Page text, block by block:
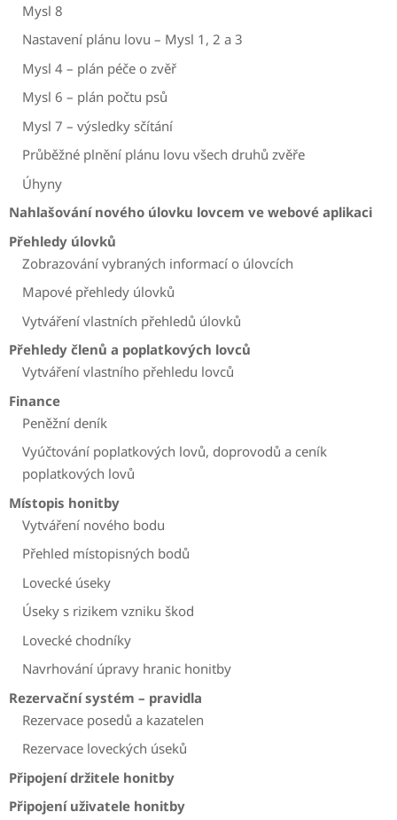
Mysl 8
Nastavení plánu lovu – Mysl 1, 2 a 3
Mysl 4 – plán péče o zvěř
Mysl 6 – plán počtu psů
Mysl 7 – výsledky sčítání
Průběžné plnění plánu lovu všech druhů zvěře
Úhyny
Nahlašování nového úlovku lovcem ve webové aplikaci
Přehledy úlovků
Zobrazování vybraných informací o úlovcích
Mapové přehledy úlovků
Vytváření vlastních přehledů úlovků
Přehledy členů a poplatkových lovců
Vytváření vlastního přehledu lovců
Finance
Peněžní deník
Vyúčtování poplatkových lovů, doprovodů a ceník
poplatkových lovů
Místopis honitby
Vytváření nového bodu
Přehled místopisných bodů
Lovecké úseky
Úseky s rizikem vzniku škod
Lovecké chodníky
Navrhování úpravy hranic honitby
Rezervační systém – pravidla
Rezervace posedů a kazatelen
Rezervace loveckých úseků
Připojení držitele honitby
Připojení uživatele honitby